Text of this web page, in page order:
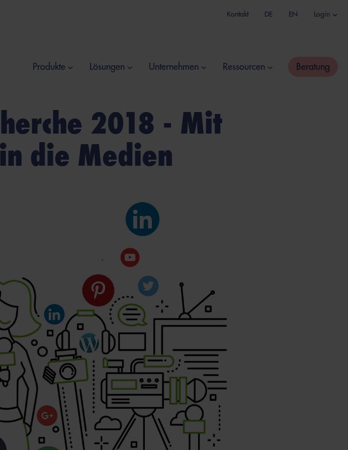
Produkte Lösungen Unternehmen Ressourcen Beratung
Kontakt DE EN Login
2018 - Mit
die Medien